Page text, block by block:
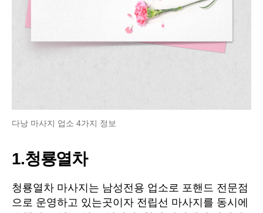
다낭 마사지 업소 4가지 정보
1.청룡열차
청룡열차 마사지는 남성전용 업소로 포핸드 전문점
으로 운영하고 있는곳이자 전립선 마사지를 동시에